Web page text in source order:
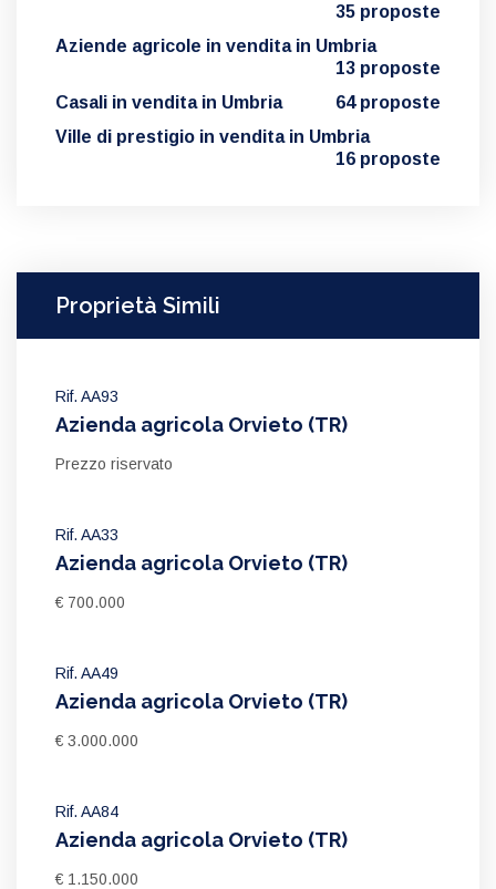
35 proposte
Aziende agricole in vendita in Umbria
13 proposte
Casali in vendita in Umbria
64 proposte
Ville di prestigio in vendita in Umbria
16 proposte
Proprietà Simili
Rif. AA93
Azienda agricola Orvieto (TR)
Prezzo riservato
Rif. AA33
Azienda agricola Orvieto (TR)
€ 700.000
Rif. AA49
Azienda agricola Orvieto (TR)
€ 3.000.000
Rif. AA84
Azienda agricola Orvieto (TR)
€ 1.150.000